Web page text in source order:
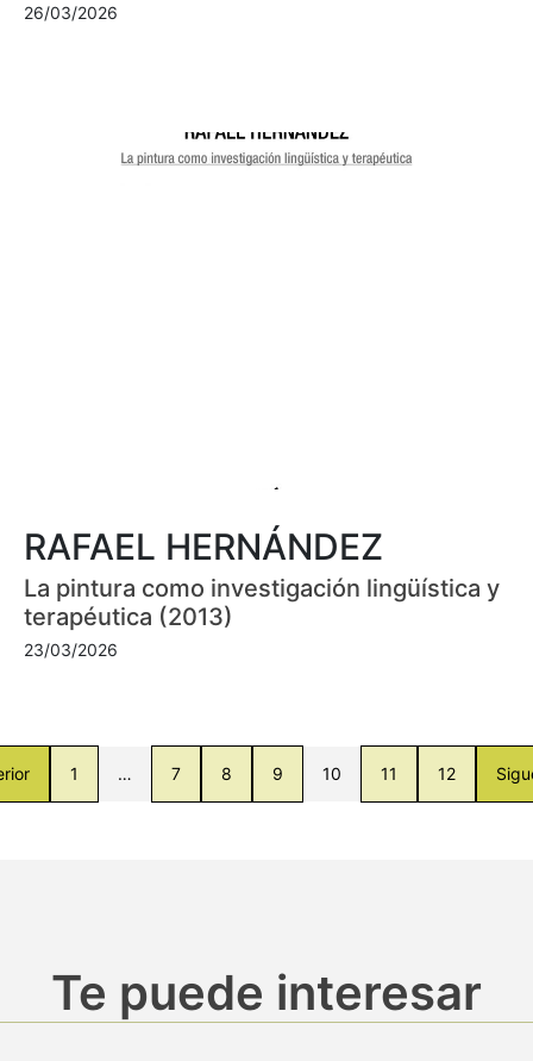
26/03/2026
RAFAEL HERNÁNDEZ
La pintura como investigación lingüística y
terapéutica (2013)
23/03/2026
1 … 7 8 9 10 11 12
Te puede interesar